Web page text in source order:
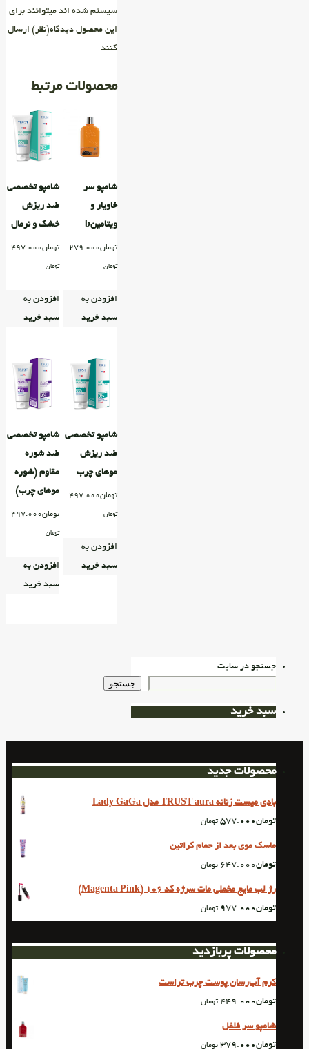
سیستم شده اند میتوانند برای
این محصول دیدگاه(نظر) ارسال
کنند.
محصولات مرتبط
شامپو سر
خاویار و
ویتامینb
تومان279.000
تومان
افزودن به
سبد خرید
شامپو تخصصی
ضد ریزش
خشک و نرمال
تومان497.000
تومان
افزودن به
سبد خرید
شامپو تخصصی
ضد ریزش
موهای چرب
تومان497.000
تومان
افزودن به
سبد خرید
شامپو تخصصی
ضد شوره
مقاوم (شوره
موهای چرب)
تومان497.000
تومان
افزودن به
سبد خرید
جستجو در سایت
جستجو
سبد خرید
محصولات جدید
بادی میست زنانه TRUST aura مدل Lady GaGa
تومان577.000 تومان
ماسک موی بعد از حمام کراتین
تومان647.000 تومان
رژ لب مایع مخملی مات سرژه کد 106 (Magenta Pink)
تومان977.000 تومان
محصولات پربازدید
کرم آب‌رسان پوست چرب تراست
تومان449.000 تومان
شامپو سر فلفل
تومان379.000 تومان